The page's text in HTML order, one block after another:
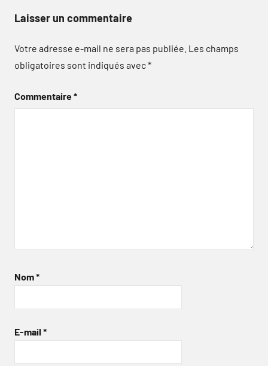
Laisser un commentaire
Votre adresse e-mail ne sera pas publiée. Les champs
obligatoires sont indiqués avec*
Commentaire*
Nom*
E-mail *